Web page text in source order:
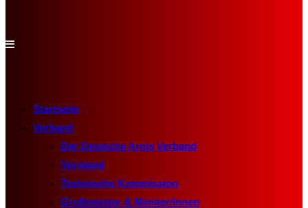
Startseite
Verband
Der Deutsche Arnis Verband
Vorstand
Technische Kommission
Großmeister & Meister/innen